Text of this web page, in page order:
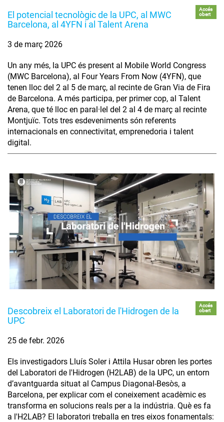
El potencial tecnològic de la UPC, al MWC
Barcelona, al 4YFN i al Talent Arena
Accés
obert
3 de març 2026
Un any més, la UPC és present al Mobile World Congress
(MWC Barcelona), al Four Years From Now (4YFN), que
tenen lloc del 2 al 5 de març, al recinte de Gran Via de Fira
de Barcelona. A més participa, per primer cop, al Talent
Arena, que té lloc en paral·lel del 2 al 4 de març al recinte
Montjuïc. Tots tres esdeveniments són referents
internacionals en connectivitat, emprenedoria i talent
digital.
Descobreix el Laboratori de l'Hidrogen de la
UPC
Accés
obert
25 de febr. 2026
Els investigadors Lluís Soler i Attila Husar obren les portes
del Laboratori de l'Hidrogen (H2LAB) de la UPC, un entorn
d’avantguarda situat al Campus Diagonal-Besòs, a
Barcelona, per explicar com el coneixement acadèmic es
transforma en solucions reals per a la indústria. Què es fa
a l'H2LAB? El laboratori treballa en tres eixos fonamentals: